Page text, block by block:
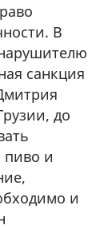
В
санкция
до
пиво и
и